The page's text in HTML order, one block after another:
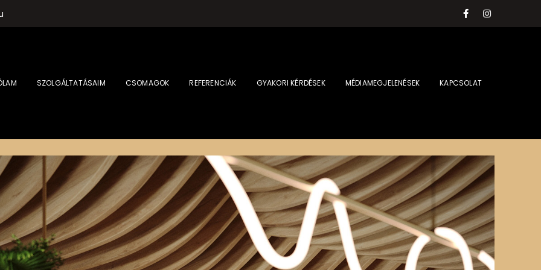
SZOLGÁLTATÁSAIM CSOMAGOK REFERENCIÁK GYAKORI KÉRDÉSEK MÉDIAMEGJELENÉSEK KAPCSOLAT